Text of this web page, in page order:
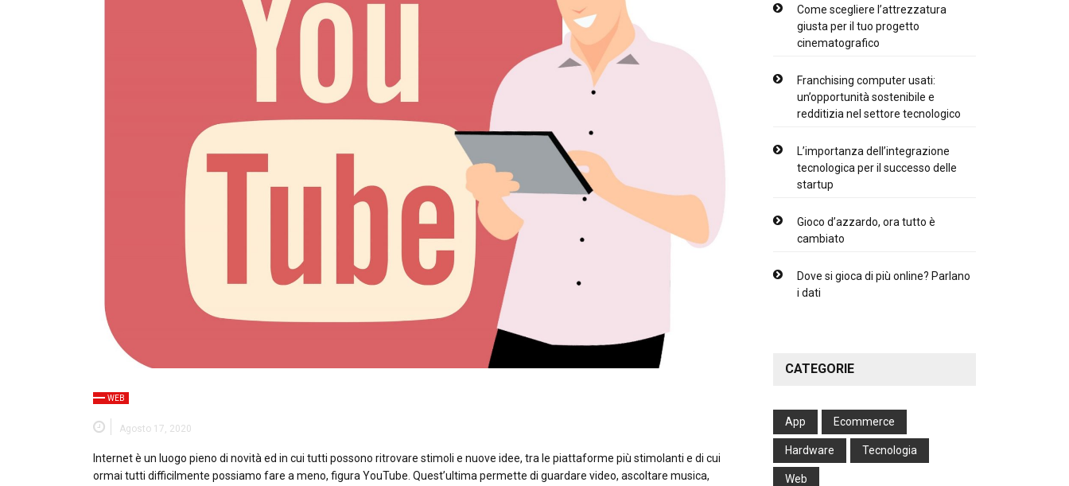
WEB
Agosto 17, 2020
Internet è un luogo pieno di novità ed in cui tutti possono ritrovare stimoli e nuove idee, tra le piattaforme più stimolanti e di cui
ormai tutti difficilmente possiamo fare a meno, figura YouTube. Quest’ultima permette di guardare video, ascoltare musica,
Come scegliere l’attrezzatura
giusta per il tuo progetto
cinematografico
Franchising computer usati:
un’opportunità sostenibile e
redditizia nel settore tecnologico
L’importanza dell’integrazione
tecnologica per il successo delle
startup
Gioco d’azzardo, ora tutto è
cambiato
Dove si gioca di più online? Parlano
i dati
CATEGORIE
App Ecommerce
Hardware Tecnologia
Web